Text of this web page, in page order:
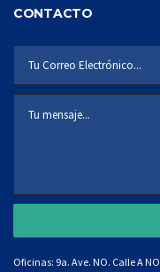
CONTACTO
Oficinas: 9a. Ave. NO. Calle A